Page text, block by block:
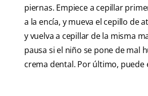
piernas. Empiece a cepillar
a la encía, y mueva el cepillo de
y vuelva a cepillar de la misma
pausa si el niño se pone de mal
crema dental. Por último, puede